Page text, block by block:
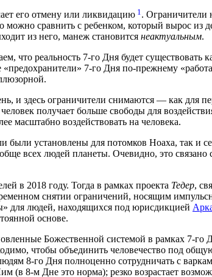
его отмену или ликвидацию 1. Ограничители
можно сравнить с ребенком, который вырос из
из него, манеж становится неактуальным.
что реальность 7-го Дня будет существовать
«предохранители» 7-го Дня по-прежнему
и здесь ограничители снимаются — как для
получает больше свободы для
масштабно воздействовать на человека.
были установлены для потомков Ноаха, так и
всех людей планеты. Очевидно, это связано
в 2018 году. Тогда в рамках проекта Тедер,
снятии ограничений, носящим
для людей, находящихся под юрисдикцией
основе.
Божественной системой в рамках 7-го
чтобы объединить человечество под
8-го Дня полноценно сотрудничать с
(в 8-м Дне это норма); резко возрастает